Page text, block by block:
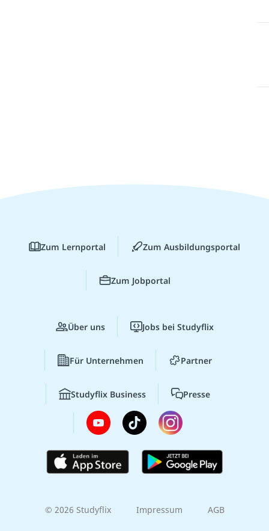
Zum Lernportal Zum Ausbildungsportal
Zum Jobportal
Über uns Jobs bei Studyflix
Für Unternehmen Partner
Studyflix Business Presse
© 2026 Studyflix Impressum AGB